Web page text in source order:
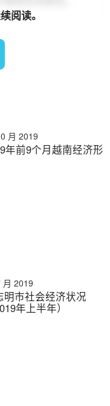
阅读。
月 2019
年前9个月越南经济形
月 2019
明市社会经济状况
年上半年）